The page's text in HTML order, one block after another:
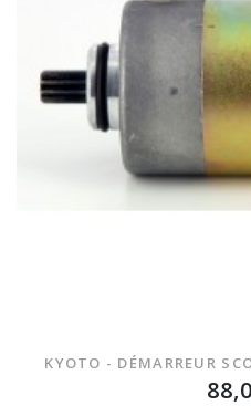
KYOTO - DÉMARREUR